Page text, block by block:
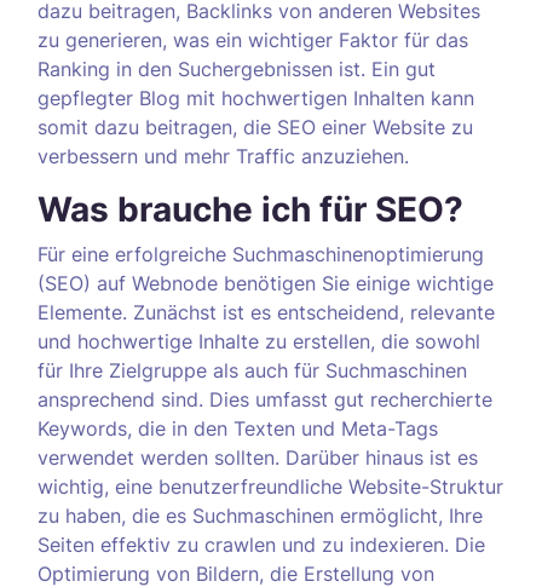
dazu beitragen, Backlinks von anderen Websites
zu generieren, was ein wichtiger Faktor für das
Ranking in den Suchergebnissen ist. Ein gut
gepflegter Blog mit hochwertigen Inhalten kann
somit dazu beitragen, die SEO einer Website zu
verbessern und mehr Traffic anzuziehen.
Was brauche ich für SEO?
Für eine erfolgreiche Suchmaschinenoptimierung
(SEO) auf Webnode benötigen Sie einige wichtige
Elemente. Zunächst ist es entscheidend, relevante
und hochwertige Inhalte zu erstellen, die sowohl
für Ihre Zielgruppe als auch für Suchmaschinen
ansprechend sind. Dies umfasst gut recherchierte
Keywords, die in den Texten und Meta-Tags
verwendet werden sollten. Darüber hinaus ist es
wichtig, eine benutzerfreundliche Website-Struktur
zu haben, die es Suchmaschinen ermöglicht, Ihre
Seiten effektiv zu crawlen und zu indexieren. Die
Optimierung von Bildern, die Erstellung von